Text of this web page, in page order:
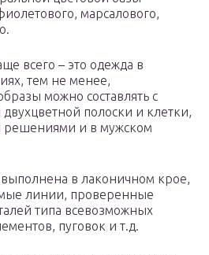
марсалового,
всего – это одежда в
тем не менее,
можно составлять с
полоски и клетки,
решениями и в мужском
в лаконичном крое,
линии, проверенные
типа всевозможных
пуговок и т.д.